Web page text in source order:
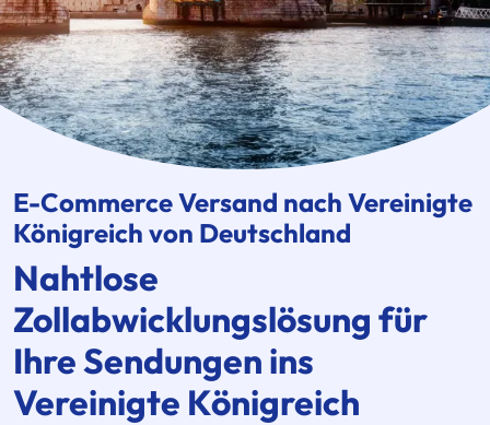
E-CommerceVersand nach Vereinigte
Königreich von Deutschland
Nahtlose
Zollabwicklungslösung für
Ihre Sendungen ins
Vereinigte Königreich